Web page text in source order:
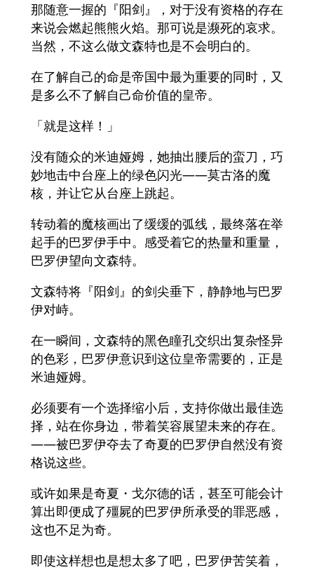
那随意一握的『阳剑』，对于没有资格的存在
来说会燃起熊熊火焰。那可说是濒死的哀求。
当然，不这么做文森特也是不会明白的。
在了解自己的命是帝国中最为重要的同时，又
是多么不了解自己命价值的皇帝。
「就是这样！」
没有随众的米迪娅姆，她抽出腰后的蛮刀，巧
妙地击中台座上的绿色闪光——莫古洛的魔
核，并让它从台座上跳起。
转动着的魔核画出了缓缓的弧线，最终落在举
起手的巴罗伊手中。感受着它的热量和重量，
巴罗伊望向文森特。
文森特将『阳剑』的剑尖垂下，静静地与巴罗
伊对峙。
在一瞬间，文森特的黑色瞳孔交织出复杂怪异
的色彩，巴罗伊意识到这位皇帝需要的，正是
米迪娅姆。
必须要有一个选择缩小后，支持你做出最佳选
择，站在你身边，带着笑容展望未来的存在。
——被巴罗伊夺去了奇夏的巴罗伊自然没有资
格说这些。
或许如果是奇夏・戈尔德的话，甚至可能会计
算出即便成了殭屍的巴罗伊所承受的罪恶感，
这也不足为奇。
即使这样想也是想太多了吧，巴罗伊苦笑着，